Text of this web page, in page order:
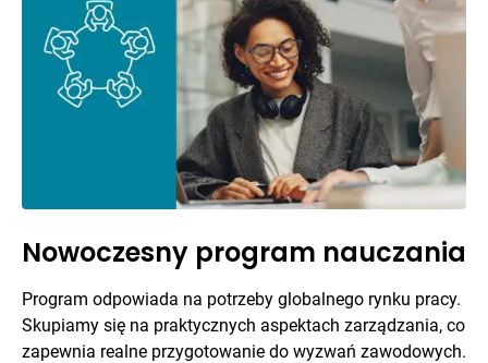
Nowoczesny program nauczania
Program odpowiada na potrzeby globalnego rynku pracy.
Skupiamy się na praktycznych aspektach zarządzania, co
zapewnia realne przygotowanie do wyzwań zawodowych.